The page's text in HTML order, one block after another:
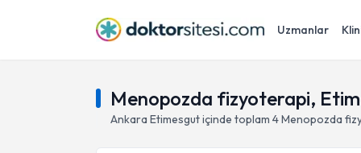
Uzmanlar
Menopozda fizyoterapi,
Ankara Etimesgutiçinde toplam 4Menopozda